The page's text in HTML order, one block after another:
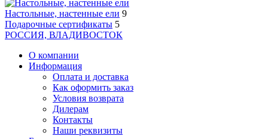
Настольные, настенные ели 9
Подарочные сертификаты 5
РОССИЯ, ВЛАДИВОСТОК
О компании
Информация
Оплата и доставка
Как оформить заказ
Условия возврата
Дилерам
Контакты
Наши реквизиты